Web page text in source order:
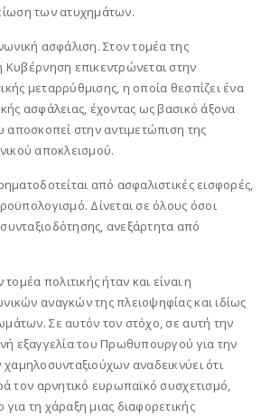
των ατυχημάτων.
ασφάλιση. Στον τομέα της
Κυβέρνηση επικεντρώνεται στην
μεταρρύθμισης, η οποία θεσπίζει ένα
ασφάλειας, έχοντας ως βασικό άξονα
αποσκοπεί στην αντιμετώπιση της
αποκλεισμού.
από ασφαλιστικές εισφορές,
Δίνεται σε όλους όσοι
ανεξάρτητα από
πολιτικής ήταν και είναι η
αναγκών της πλειοψηφίας και ιδίως
Σε αυτόν τον στόχο, σε αυτή την
εξαγγελία του Πρωθυπουργού για την
χαμηλοσυνταξιούχων αναδεικνύει ότι
τον αρνητικό ευρωπαϊκό συσχετισμό,
τη χάραξη μιας διαφορετικής